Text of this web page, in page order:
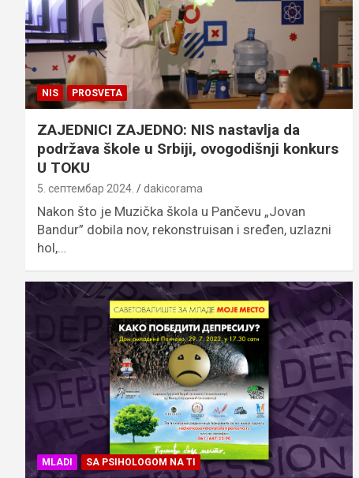
NIS PROSVETA
ZAJEDNICI ZAJEDNO: NIS nastavlja da
podržava škole u Srbiji, ovogodišnji konkurs
U TOKU
5. септембар 2024. dakicorama
Nakon što je Muzička škola u Pančevu „Jovan
Bandur” dobila nov, rekonstruisan i sređen, uzlazni
hol,…
MLADI SA PSIHOLOGOM NA TI